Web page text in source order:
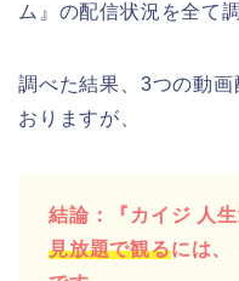
ム』の配信状況を全て
調べた結果、3つの動
おりますが、
結論：『カイジ 人
見放題で観るには、